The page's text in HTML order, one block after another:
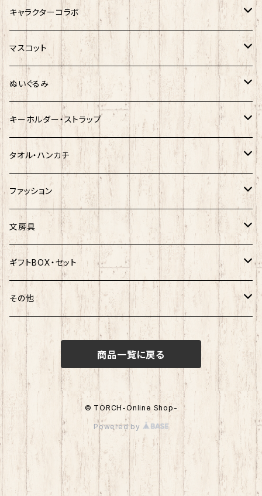
サンリオキャラクター
キティ
シナモロール
クロミ
ハンギョドン
ぐでたま
ポムポムプリン
ポチャッコ
ばつ丸
マイメロディ
けろっぴ
タキシードサム
こぎみゅん
ウィッシュミーメル
リトルツインスターズ
ネコムネandシバ
モケケ
ゆきお
ホヤぼーや
ご当地ベア
スヌーピー
赤べこ・ガラガラべこ
マッチョシリーズ
もちシリーズ
旅するマメしば
旅カワウソ・しばいぬ
むすび丸
秋田犬
キャラクターコラボ
サンリオ×おえかきさん
新幹線×ご当地ベア
サンリオ×ネコムネandシバ
楽天ゴールデンイーグルス×ネコムネandシバ
楽天ゴールデンイーグルス×おえかきさん
楽天ゴールデンイーグルス×ご当地ベア
ネコムネandシバ×鳥獣戯画
楽天ゴールデンイーグルス×もちシリーズ
サンリオ×ご当地ベア
マスコット
ゆきお
モケケ
ご当地ベア
秋田犬
しばっころ
わさお
むすび丸
ホヤぼーや
キティ
ネコムネandシバ
ご当地ハムスター
ぬいぐるみ
ホヤぼーや
その他
ご当地ベア
秋田犬
しばっころ
わさお
むすび丸
ネコムネandシバ
キーホルダー・ストラップ
ポプテピピック
ホヤぼーや
スヌーピー
秋田犬
わさお
むすび丸
ネコムネ
ゆきお
おそ松さん
サンリオキャラクター他
タオル・ハンカチ
ホヤぼーや
秋田犬
キティ
むすび丸
ミニオン
わさお
ネコムネandシバ
ファッション
Tシャツ
ネクタイ
靴下
ルームシューズ
パーカー・トレーナー
文房具
ボールペン
マグネット
クリアファイル
ステッカー
ピンバッチ
御朱印帳
ノート
ギフトBOX・セット
福袋
その他
トートバック
その他雑貨
ホヤぼーや
ボクサーパンツ
マスク
アクリルスタンド
商品一覧に戻る
© TORCH-Online Shop-
Powered by